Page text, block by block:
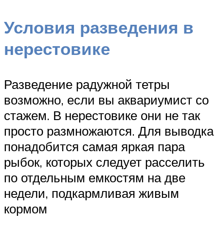
Условия разведения в
нерестовике
Разведение радужной тетры
возможно, если вы аквариумист со
стажем. В нерестовике они не так
просто размножаются. Для выводка
понадобится самая яркая пара
рыбок, которых следует расселить
по отдельным емкостям на две
недели, подкармливая живым
кормом